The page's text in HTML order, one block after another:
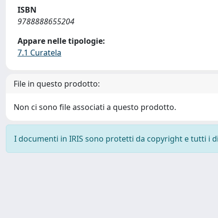
ISBN
9788888655204
Appare nelle tipologie:
7.1 Curatela
File in questo prodotto:
Non ci sono file associati a questo prodotto.
I documenti in IRIS sono protetti da copyright e tutti i